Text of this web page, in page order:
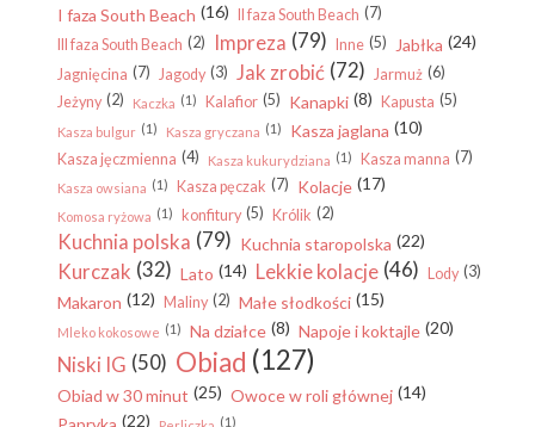
I faza South Beach (16) II faza South Beach (7)
III faza South Beach (2) Impreza (79) Inne (5) Jabłka (24)
Jagnięcina (7) Jagody (3) Jak zrobić (72) Jarmuż (6)
Jeżyny (2) Kaczka (1) Kalafior (5) Kanapki (8) Kapusta (5)
Kasza bulgur (1) Kasza gryczana (1) Kasza jaglana (10)
Kasza jęczmienna (4) Kasza kukurydziana (1) Kasza manna (7)
Kasza owsiana (1) Kasza pęczak (7) Kolacje (17)
Komosa ryżowa (1) konfitury (5) Królik (2)
Kuchnia polska (79) Kuchnia staropolska (22)
Kurczak (32) Lato (14) Lekkie kolacje (46) Lody (3)
Makaron (12) Maliny (2) Małe słodkości (15)
Mleko kokosowe (1) Na działce (8) Napoje i koktajle (20)
Niski IG (50) Obiad (127)
Obiad w 30 minut (25) Owoce w roli głównej (14)
(22) (1)